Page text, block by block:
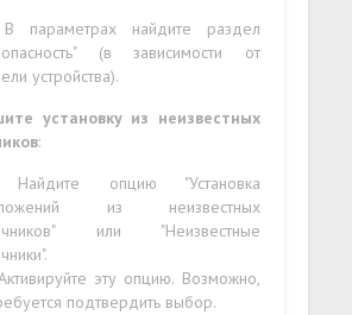
В параметрах найдите раздел
(в зависимости от
устройства).
установку из неизвестных
:
Найдите опцию "Установка
из неизвестных
или "Неизвестные
эту опцию. Возможно,
подтвердить выбор.